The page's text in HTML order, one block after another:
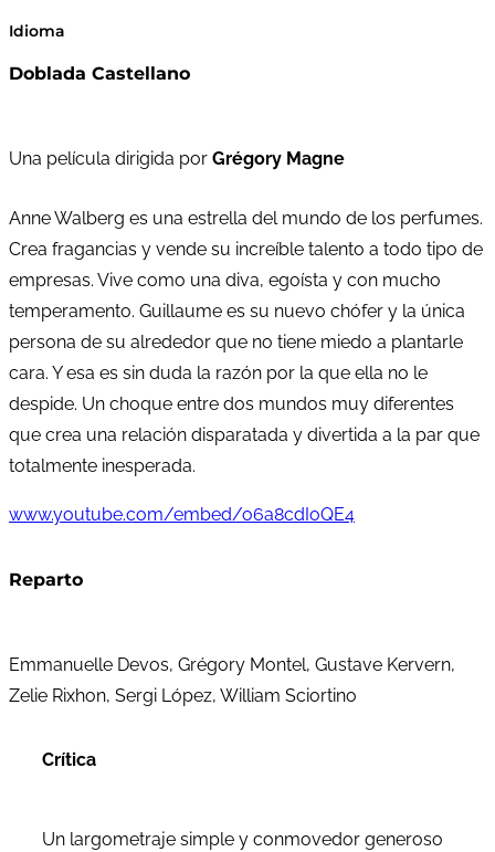
Idioma
Doblada Castellano
Una película dirigida por Grégory Magne
Anne Walberg es una estrella del mundo de los perfumes.
Crea fragancias y vende su increíble talento a todo tipo de
empresas. Vive como una diva, egoísta y con mucho
temperamento. Guillaume es su nuevo chófer y la única
persona de su alrededor que no tiene miedo a plantarle
cara. Y esa es sin duda la razón por la que ella no le
despide. Un choque entre dos mundos muy diferentes
que crea una relación disparatada y divertida a la par que
totalmente inesperada.
www.youtube.com/embed/o6a8cdIoQE4
Reparto
Emmanuelle Devos, Grégory Montel, Gustave Kervern,
Zelie Rixhon, Sergi López, William Sciortino
Crítica
Un largometraje simple y conmovedor generoso